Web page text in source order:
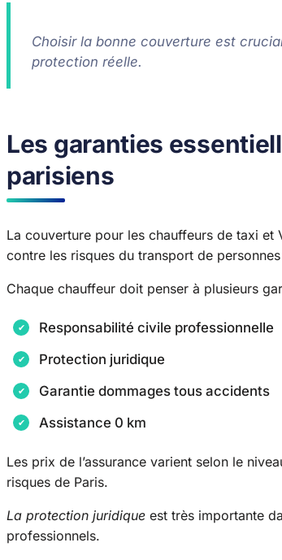
Choisir la bonne couverture est
protection réelle.
Les garanties
parisiens
La couverture pour les chauffeurs de taxi et
contre les risques du transport de
Chaque chauffeur doit penser à plusieurs
Responsabilité civile professionnelle
Protection juridique
Garantie dommages tous accidents
Assistance 0 km
Les prix de l’assurance varient selon le
risques de Paris.
La protection juridique est très importante
professionnels.